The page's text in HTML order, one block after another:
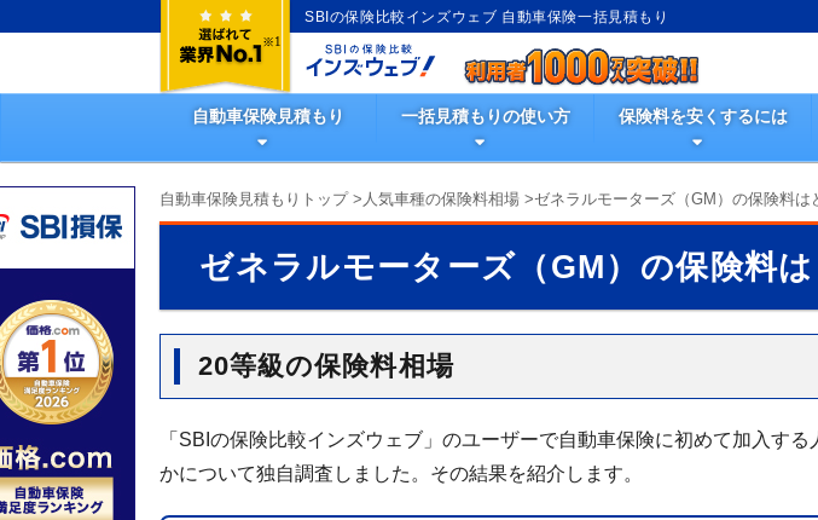
SBIの保険比較インズウェブ 自動車保険一括見積もり
自動車保険見積もり 一括見積もりの使い方 保険料を安くするには
自動車保険見積もりトップ> 人気車種の保険料相場 >ゼネラルモーターズ（GM）の保険料は
ゼネラルモーターズ（GM）の保険料
20等級の保険料相場
「SBIの保険比較インズウェブ」のユーザーで自動車保険に初めて加入す
かについて独自調査しました。その結果を紹介します。